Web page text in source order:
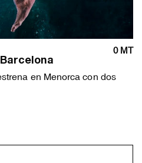
0 MT
en Menorca con dos